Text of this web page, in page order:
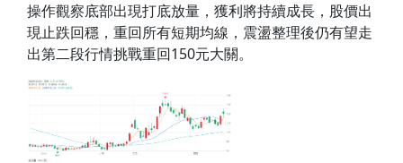
操作觀察底部出現打底放量，獲利將持續成長，股價出
現止跌回穩，重回所有短期均線，震盪整理後仍有望走
出第二段行情挑戰重回150元大關。